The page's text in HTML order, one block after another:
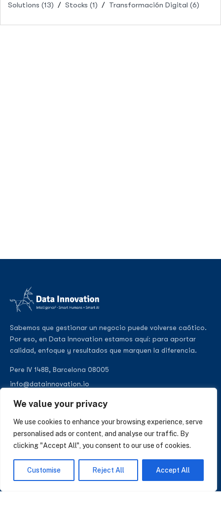
We value your privacy
We use cookies to enhance your browsing experience, serve
personalised ads or content, and analyse our traffic. By
clicking "Accept All", you consent to our use of cookies.
Customise Reject All Accept All
Solutions (13) Stocks (1) Transformación Digital (6)
Sabemos que gestionar un negocio puede volverse caótico.
Por eso, en Data Innovation estamos aquí: para aportar
calidad, enfoque y resultados que marquen la diferencia.
Pere IV 148B, Barcelona 08005
info@datainnovation.io
SUSCRÍBASE A NUESTRAS NOTICIAS
Perspectivas sobre IA, datos y CRM. Sin spam, solo lo que importa.